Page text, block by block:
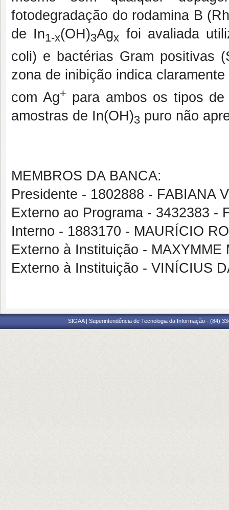
fotodegradação do rodamina B
de In1-x(OH)3Agx foi avaliada
coli) e bactérias Gram positivas
zona de inibição indica
com Ag+ para ambos os tipos
amostras de In(OH)3 puro não
MEMBROS DA BANCA:
Presidente - 1802888 - FABIANA
Externo ao Programa - 3432383 -
Interno - 1883170 - MAURÍCIO
Externo à Instituição -
Externo à Instituição - VINÍCIUS
SIGAA | Superintendência de Tecnologia da Informação - (84)